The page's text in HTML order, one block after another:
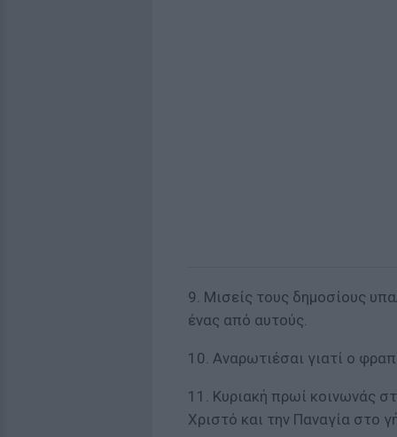
9. Μισείς τους δηµοσίους
ένας από αυτούς.
10. Αναρωτιέσαι γιατί ο
11. Κυριακή πρωί κοινωνάς
Χριστό και την Παναγία στο